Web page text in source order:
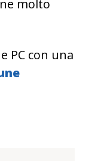
molto
PC con una